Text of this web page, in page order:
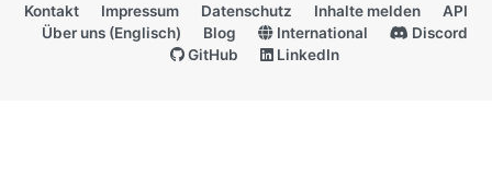
Kontakt Impressum Datenschutz Inhalte melden
API
Über uns (Englisch)
Blog International
Discord
GitHub
LinkedIn